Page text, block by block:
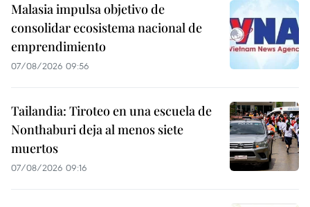
Malasia impulsa objetivo de
consolidar ecosistema nacional de
emprendimiento
07/08/2026 09:56
Tailandia: Tiroteo en una escuela de
Nonthaburi deja al menos siete
muertos
07/08/2026 09:16